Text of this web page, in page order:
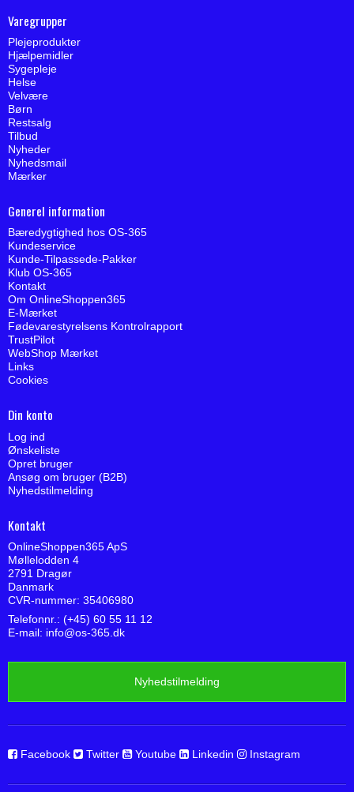
Varegrupper
Plejeprodukter
Hjælpemidler
Sygepleje
Helse
Velvære
Børn
Restsalg
Tilbud
Nyheder
Nyhedsmail
Mærker
Generel information
Bæredygtighed hos OS-365
Kundeservice
Kunde-Tilpassede-Pakker
Klub OS-365
Kontakt
Om OnlineShoppen365
E-Mærket
Fødevarestyrelsens Kontrolrapport
TrustPilot
WebShop Mærket
Links
Cookies
Din konto
Log ind
Ønskeliste
Opret bruger
Ansøg om bruger (B2B)
Nyhedstilmelding
Kontakt
OnlineShoppen365 ApS
Møllelodden 4
2791 Dragør
Danmark
CVR-nummer: 35406980
Telefonnr.: (+45) 60 55 11 12
E-mail: info@os-365.dk
Nyhedstilmelding
Facebook Twitter Youtube Linkedin Instagram